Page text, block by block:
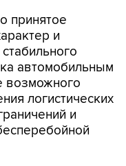
принятое
и
автомобильным
возможного
логистических
и